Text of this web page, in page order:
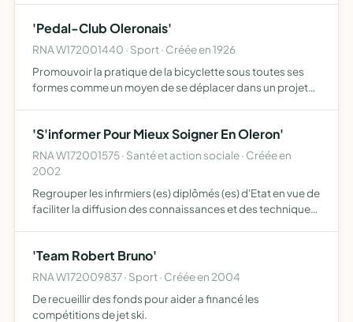
'Pedal-Club Oleronais'
RNA W172001440 · Sport · Créée en 1926
Promouvoir la pratique de la bicyclette sous toutes ses
formes comme un moyen de se déplacer dans un projet
au…
'S'informer Pour Mieux Soigner En Oleron'
RNA W172001575 · Santé et action sociale · Créée en
2002
Regrouper les infirmiers (es) diplômés (es) d'Etat en vue de
faciliter la diffusion des connaissances et des techniques
'Team Robert Bruno'
RNA W172009837 · Sport · Créée en 2004
De recueillir des fonds pour aider a financé les
compétitions de jet ski.